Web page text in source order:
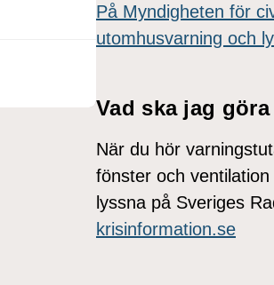
På Myndigheten för
utomhusvarning och
Vad ska jag
När du hör
fönster och
lyssna på Sveriges
krisinformation.se